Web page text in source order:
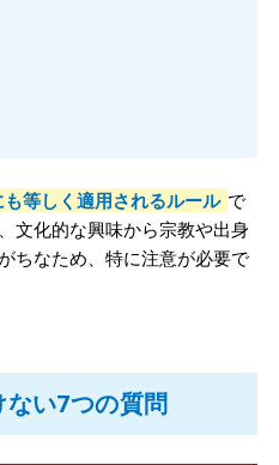
等しく適用されるルール で
文化的な興味から宗教や出身
ちなため、特に注意が必要で
い7つの質問